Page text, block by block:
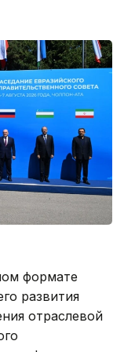
формате
развития
отраслевой